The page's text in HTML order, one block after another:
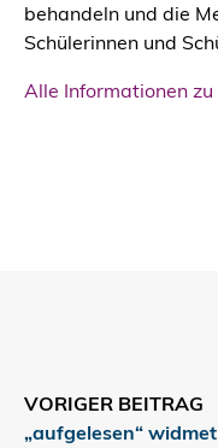
behandeln und die
Schülerinnen und
Alle Informationen zu
VORIGER BEITRAG